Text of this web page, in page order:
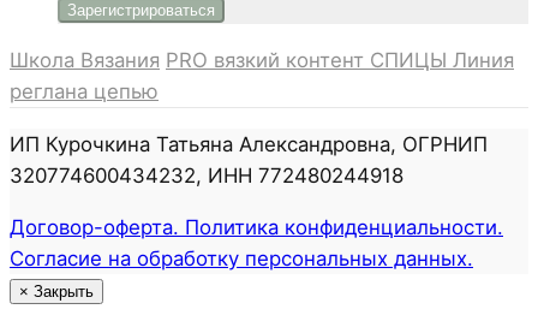
Школа Вязания PRO вязкий контент СПИЦЫ Линия
реглана цепью
ИП Курочкина Татьяна Александровна, ОГРНИП
320774600434232, ИНН 772480244918
Договор-оферта. Политика конфиденциальности.
Согласие на обработку персональных данных.
× Закрыть